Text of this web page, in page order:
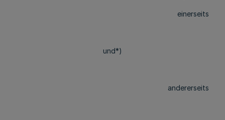
einerseits
und*)
andererseits